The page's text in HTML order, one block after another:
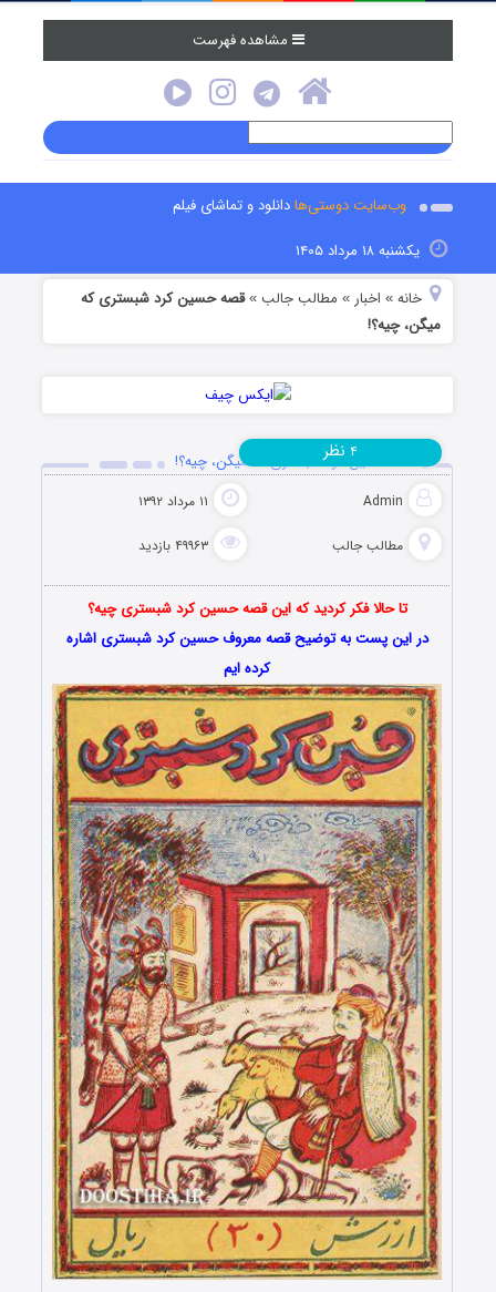
مشاهده فهرست
وب‌سایت دوستی‌هادانلود و تماشای فیلم
یکشنبه ۱۸ مرداد ۱۴۰۵
خانه » اخبار » مطالب جالب »قصه حسین کرد شبستری که
میگن، چیه؟!
قصه حسین کرد شبستری که میگن، چیه؟!
Admin ۱۱ مرداد ۱۳۹۲
مطالب جالب ۴۹۹۶۳ بازدید
۴ نظر
تا حالا فکر کردید که این قصه حسین کرد شبستری چیه؟
در این پست به توضیح قصه معروف حسین کرد شبستری اشاره
کرده ایم